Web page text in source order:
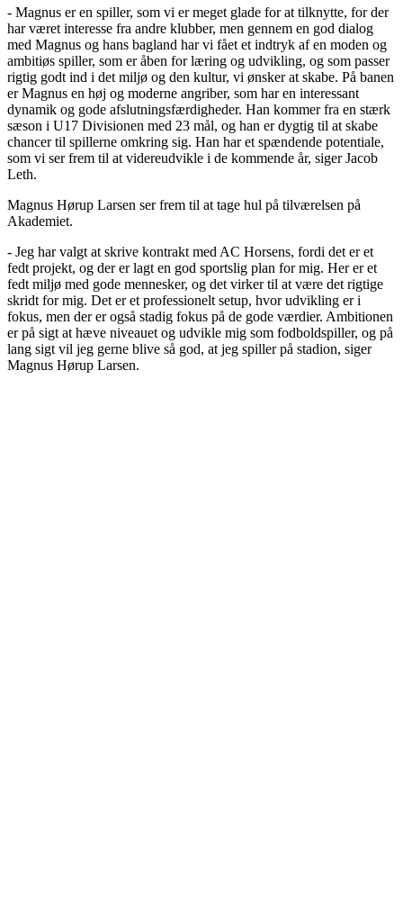
- Magnus er en spiller, som vi er meget glade for at tilknytte, for der
har været interesse fra andre klubber, men gennem en god dialog
med Magnus og hans bagland har vi fået et indtryk af en moden og
ambitiøs spiller, som er åben for læring og udvikling, og som passer
rigtig godt ind i det miljø og den kultur, vi ønsker at skabe. På banen
er Magnus en høj og moderne angriber, som har en interessant
dynamik og gode afslutningsfærdigheder. Han kommer fra en stærk
sæson i U17 Divisionen med 23 mål, og han er dygtig til at skabe
chancer til spillerne omkring sig. Han har et spændende potentiale,
som vi ser frem til at videreudvikle i de kommende år, siger Jacob
Leth.
Magnus Hørup Larsen ser frem til at tage hul på tilværelsen på
Akademiet.
- Jeg har valgt at skrive kontrakt med AC Horsens, fordi det er et
fedt projekt, og der er lagt en god sportslig plan for mig. Her er et
fedt miljø med gode mennesker, og det virker til at være det rigtige
skridt for mig. Det er et professionelt setup, hvor udvikling er i
fokus, men der er også stadig fokus på de gode værdier. Ambitionen
er på sigt at hæve niveauet og udvikle mig som fodboldspiller, og på
lang sigt vil jeg gerne blive så god, at jeg spiller på stadion, siger
Magnus Hørup Larsen.